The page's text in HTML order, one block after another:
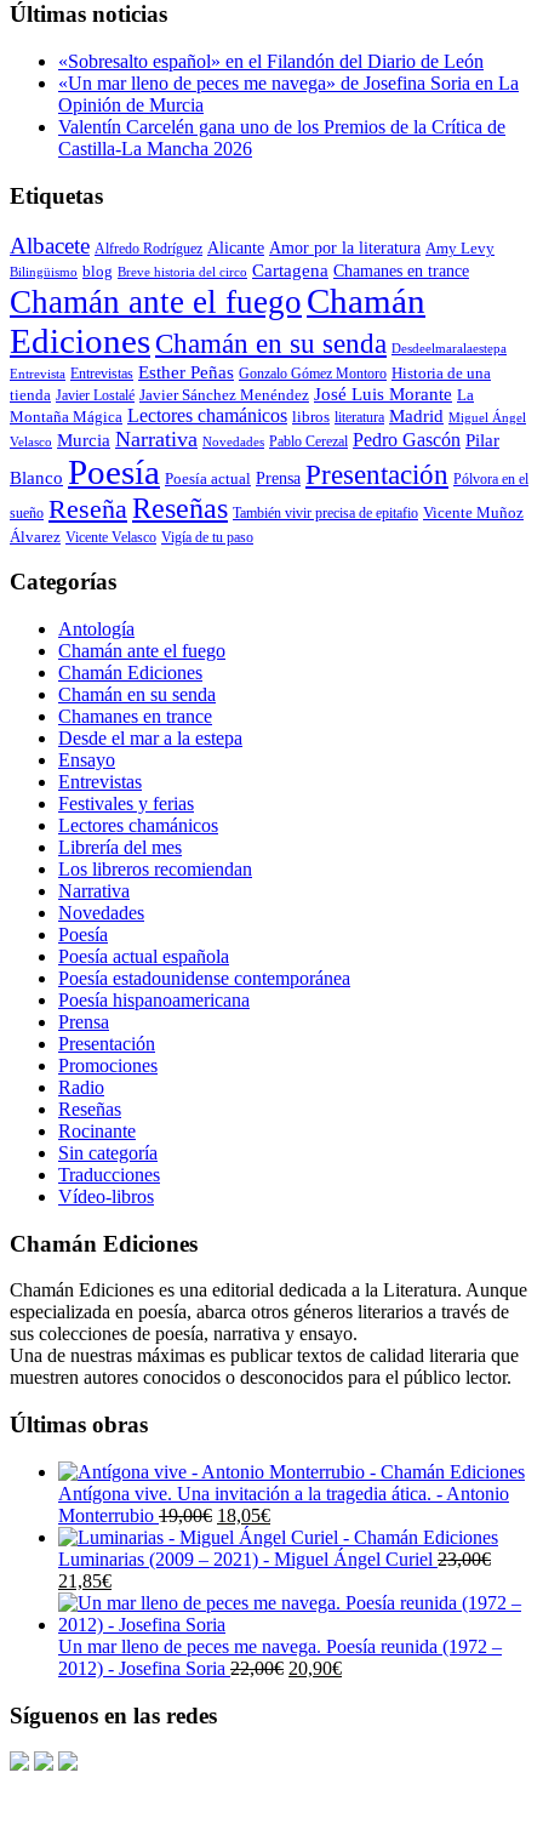
22,00€.20,90€.
Últimas noticias
«Sobresalto español» en el Filandón del Diario de León
«Un mar lleno de peces me navega» de Josefina Soria en La
Opinión de Murcia
Valentín Carcelén gana uno de los Premios de la Crítica de
Castilla-La Mancha 2026
Etiquetas
Albacete Alfredo Rodríguez Alicante Amor por la literatura Amy Levy
Bilingüismo blog Breve historia del circo Cartagena Chamanes en trance
Chamán ante el fuego Chamán
Ediciones Chamán en su senda Desdeelmaralaestepa
Entrevista Entrevistas Esther Peñas Gonzalo Gómez Montoro Historia de una
tienda Javier Lostalé Javier Sánchez Menéndez José Luis Morante La
Montaña Mágica Lectores chamánicos libros literatura Madrid Miguel Ángel
Velasco Murcia Narrativa Novedades Pablo Cerezal Pedro Gascón Pilar
Blanco Poesía Poesía actual Prensa Presentación Pólvora en el
sueño Reseña Reseñas También vivir precisa de epitafio Vicente Muñoz
Álvarez Vicente Velasco Vigía de tu paso
Categorías
Antología
Chamán ante el fuego
Chamán Ediciones
Chamán en su senda
Chamanes en trance
Desde el mar a la estepa
Ensayo
Entrevistas
Festivales y ferias
Lectores chamánicos
Librería del mes
Los libreros recomiendan
Narrativa
Novedades
Poesía
Poesía actual española
Poesía estadounidense contemporánea
Poesía hispanoamericana
Prensa
Presentación
Promociones
Radio
Reseñas
Rocinante
Sin categoría
Traducciones
Vídeo-libros
Chamán Ediciones
Chamán Ediciones es una editorial dedicada a la Literatura. Aunque
especializada en poesía, abarca otros géneros literarios a través de
sus colecciones de poesía, narrativa y ensayo.
Una de nuestras máximas es publicar textos de calidad literaria que
muestren autores conocidos o desconocidos para el público lector.
Últimas obras
Antígona vive. Una invitación a la tragedia ática. - Antonio
Monterrubio 19,00€ El
precio
original
19,00€.
18,05€El
precio
actual
18,05€.
Luminarias (2009 – 2021) - Miguel Ángel Curiel 23,00€
El
precio
original
era:
23,00€.
21,85€El
precio
actual
es:
21,85€.
Un mar lleno de peces me navega. Poesía reunida (1972 –
2012) - Josefina Soria 22,00€ El
20,90€El
Síguenos en las redes